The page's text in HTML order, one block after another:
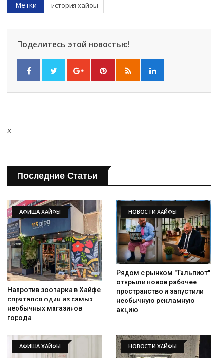
Метки история хайфы
Поделитесь этой новостью!
x
Последние Статьи
АФИША ХАЙФЫ
Напротив зоопарка в Хайфе
спрятался один из самых
необычных магазинов
города
НОВОСТИ ХАЙФЫ
Рядом с рынком "Тальпиот"
открыли новое рабочее
пространство и запустили
необычную рекламную
акцию
АФИША ХАЙФЫ НОВОСТИ ХАЙФЫ